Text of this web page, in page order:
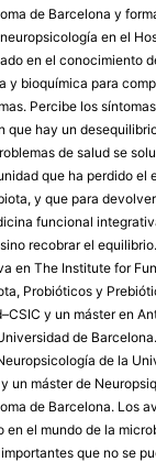
de Barcelona y
en el
en el conocimiento
y bioquímica para
Percibe los
que hay un
de salud se
que ha perdido el
y que para
funcional
recobrar el
en The Institute for
Probióticos y
y un máster en
de
de la
un máster de
de Barcelona. Los
en el mundo de la
que no se